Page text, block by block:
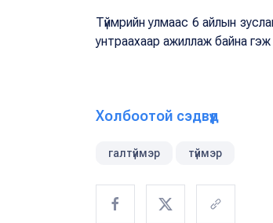
Түймрийн улмаас 6 айлын
унтраахаар ажиллаж байна
Холбоотой сэдвүүд
галтүймэр түймэр